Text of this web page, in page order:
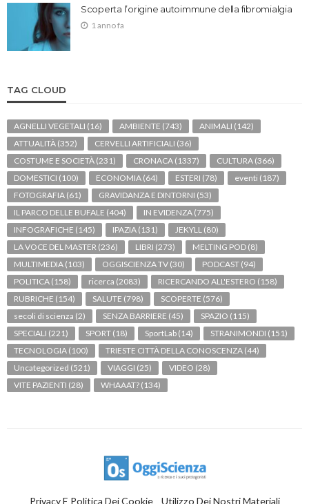
Scoperta l’origine autoimmune della fibromialgia
1 anno fa
TAG CLOUD
AGNELLI VEGETALI (16) AMBIENTE (743) ANIMALI (142)
ATTUALITÀ (352) CERVELLI ARTIFICIALI (36)
COSTUME E SOCIETÀ (231) CRONACA (1337) CULTURA (366)
DOMESTICI (100) ECONOMIA (64) ESTERI (78) eventi (187)
FOTOGRAFIA (61) GRAVIDANZA E DINTORNI (53)
IL PARCO DELLE BUFALE (404) IN EVIDENZA (775)
INFOGRAFICHE (145) IPAZIA (131) JEKYLL (80)
LA VOCE DEL MASTER (236) LIBRI (273) MELTING POD (8)
MULTIMEDIA (103) OGGISCIENZA TV (30) PODCAST (94)
POLITICA (158) ricerca (2083) RICERCANDO ALL'ESTERO (158)
RUBRICHE (154) SALUTE (798) SCOPERTE (576)
secoli di scienza (2) SENZA BARRIERE (45) SPAZIO (115)
SPECIALI (221) SPORT (18) SportLab (14) STRANIMONDI (151)
TECNOLOGIA (100) TRIESTE CITTÀ DELLA CONOSCENZA (44)
Uncategorized (521) VIAGGI (25) VIDEO (28)
VITE PAZIENTI (28) WHAAAT? (134)
Privacy E Politica Dei Cookie Utilizzo Dei Nostri Materiali